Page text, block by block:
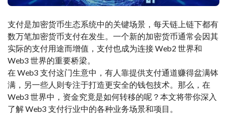
支付是加密货币生态系统中的关键场景，每天链上链下都有
数万笔加密货币支付在发生。一个新的加密货币通常会因其
实际的支付用途而增值，支付也成为连接 Web2 世界和
Web3 世界的重要桥梁。
在 Web3 支付这门生意中，有人靠提供支付通道赚得盆满钵
满，另一些人则专注于打造更安全的钱包技术。那么，在
Web3 世界中，资金究竟是如何转移的呢？本文将带你深入
了解 Web3 支付行业中的各种业务场景和项目。